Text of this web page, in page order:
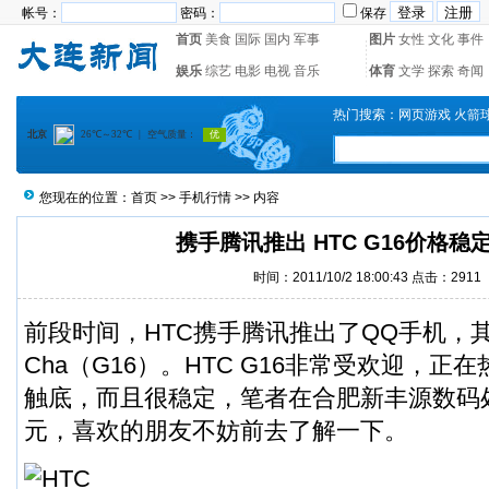
帐号： 密码：
保存
首页 美食 国际 国内 军事 图片 女性 文化 事件
娱乐 综艺 电影 电视 音乐 体育 文学 探索 奇闻
热门搜索： 网页游戏 火箭
您现在的位置： 首页 >> 手机行情 >> 内容
携手腾讯推出 HTC G16价格稳
时间：2011/10/2 18:00:43 点击：2911
前段时间，HTC携手腾讯推出了QQ手机，
Cha（G16）。HTC G16非常受欢迎，正在
触底，而且很稳定，笔者在合肥新丰源数
元，喜欢的朋友不妨前去了解一下。